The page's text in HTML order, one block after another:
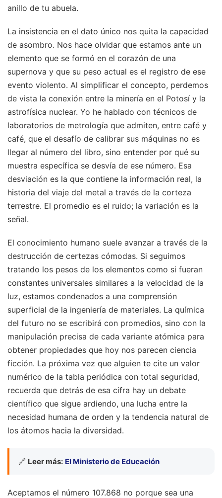
anillo de tu abuela.
La insistencia en el dato único nos quita la capacidad
de asombro. Nos hace olvidar que estamos ante un
elemento que se formó en el corazón de una
supernova y que su peso actual es el registro de ese
evento violento. Al simplificar el concepto, perdemos
de vista la conexión entre la minería en el Potosí y la
astrofísica nuclear. Yo he hablado con técnicos de
laboratorios de metrología que admiten, entre café y
café, que el desafío de calibrar sus máquinas no es
llegar al número del libro, sino entender por qué su
muestra específica se desvía de ese número. Esa
desviación es la que contiene la información real, la
historia del viaje del metal a través de la corteza
terrestre. El promedio es el ruido; la variación es la
señal.
El conocimiento humano suele avanzar a través de la
destrucción de certezas cómodas. Si seguimos
tratando los pesos de los elementos como si fueran
constantes universales similares a la velocidad de la
luz, estamos condenados a una comprensión
superficial de la ingeniería de materiales. La química
del futuro no se escribirá con promedios, sino con la
manipulación precisa de cada variante atómica para
obtener propiedades que hoy nos parecen ciencia
ficción. La próxima vez que alguien te cite un valor
numérico de la tabla periódica con total seguridad,
recuerda que detrás de esa cifra hay un debate
científico que sigue ardiendo, una lucha entre la
necesidad humana de orden y la tendencia natural de
los átomos hacia la diversidad.
🔗 Leer más: El Ministerio de Educación
Aceptamos el número 107.868 no porque sea una